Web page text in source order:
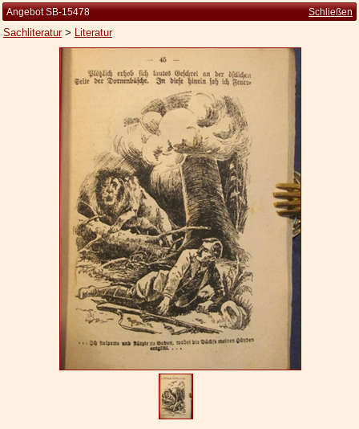
Die Brockhaus Auflagen
Die Meyer Auflagen
Zu den Angeboten
Widerrufsbelehrung
Geschäftsbedingungen
Datenschutzerklärung
Angebot SB-15478 Schließen
Sachliteratur> Literatur